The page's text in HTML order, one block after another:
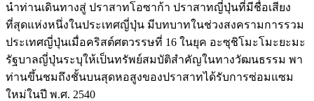
นำท่านเดินทางสู่ ปราสาทโอซาก้า ปราสาทญี่ปุ่นที่มีชื่อเสียง
ที่สุดแห่งหนึ่งในประเทศญี่ปุ่น มีบทบาทในช่วงสงครามการรวม
ประเทศญี่ปุ่นเมื่อคริสต์ศตวรรษที่ 16 ในยุค อะซุชิโมะโมะยะมะ
รัฐบาลญี่ปุ่นระบุให้เป็นทรัพย์สมบัติสำคัญในทางวัฒนธรรม พา
ท่านขึ้นชมถึงชั้นบนสุดหอสูงของปราสาทได้รับการซ่อมแซม
ใหม่ในปี พ.ศ. 2540